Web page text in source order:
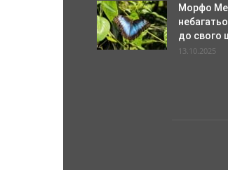
Морфо
до свого
13.10.2025